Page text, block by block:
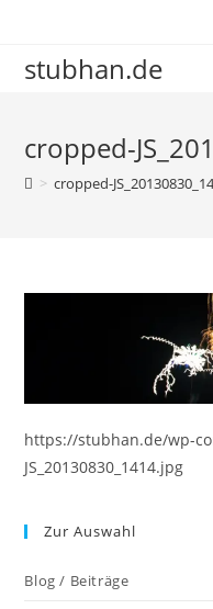
springen
stubhan.de
cropped-
> cropped-
https://stubhan.de/wp-
JS_20130830_1414.jpg
Zur Auswahl
Blog / Beiträge